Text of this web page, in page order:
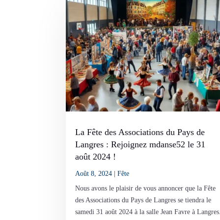
La Fête des Associations du Pays de
Langres : Rejoignez mdanse52 le 31
août 2024 !
Août 8, 2024 |Fête
Nous avons le plaisir de vous annoncer que la Fête
des Associations du Pays de Langres se tiendra le
samedi 31 août 2024 à la salle Jean Favre à